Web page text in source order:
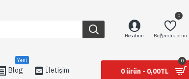
Hesabım Beğendiklerim
0
Blog
Yeni
İletişim 0 ürün - 0,00TL
0